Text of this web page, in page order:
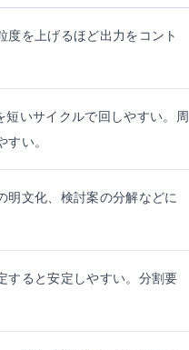
度を上げるほど出力をコント
いサイクルで回しやすい。周
い。
明文化、検討案の分解などに
すると安定しやすい。分割要